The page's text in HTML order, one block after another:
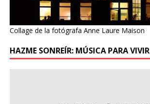
Collage de la fotógrafa Anne Laure Maison
HAZME SONREÍR: MÚSICA PARA VIVIR